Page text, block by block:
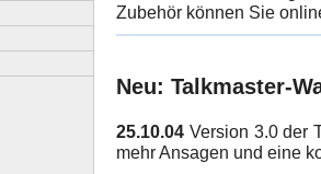
Zubehör können Sie
Neu: Talkmaster-
25.10.04 Version 3.0 der
mehr Ansagen und eine